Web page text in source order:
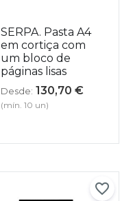
SERPA. Pasta A4
em cortiça com
um bloco de
páginas lisas
Desde: 130,70 €
(mín. 10 un)